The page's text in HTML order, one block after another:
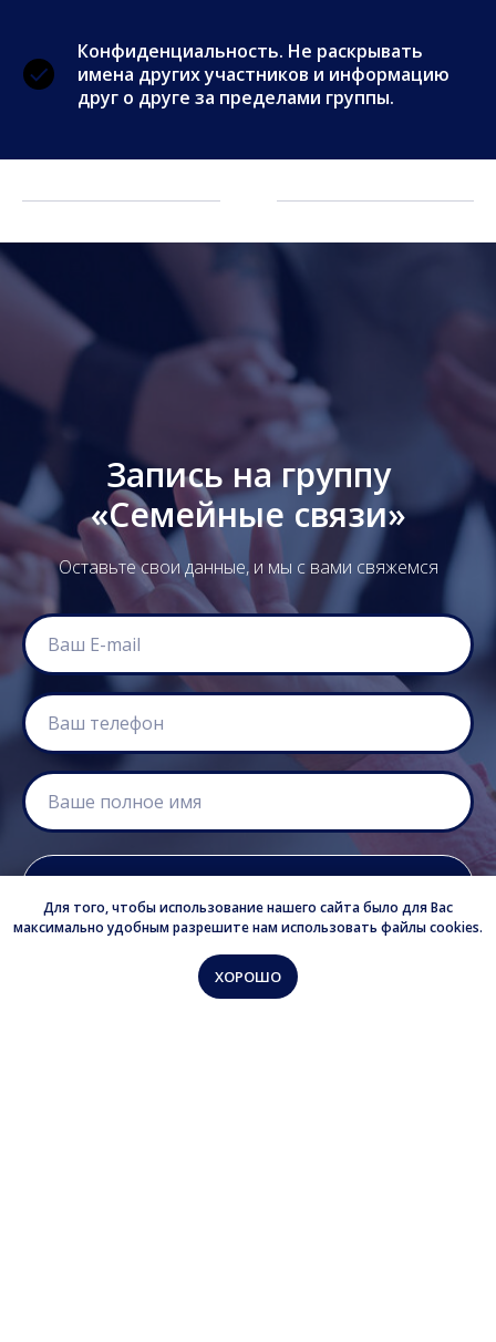
Конфиденциальность. Не раскрывать
имена других участников и информацию
друг о друге за пределами группы.
Запись на группу
«Семейные связи»
Оставьте свои данные, и мы с вами свяжемся
Я соглашаюсь с обработкой моих персональных данных согласно
политики конфиденциальности
Для того, чтобы использование нашего сайта было для Вас
максимально удобным разрешите нам использовать файлы cookies.
ХОРОШО